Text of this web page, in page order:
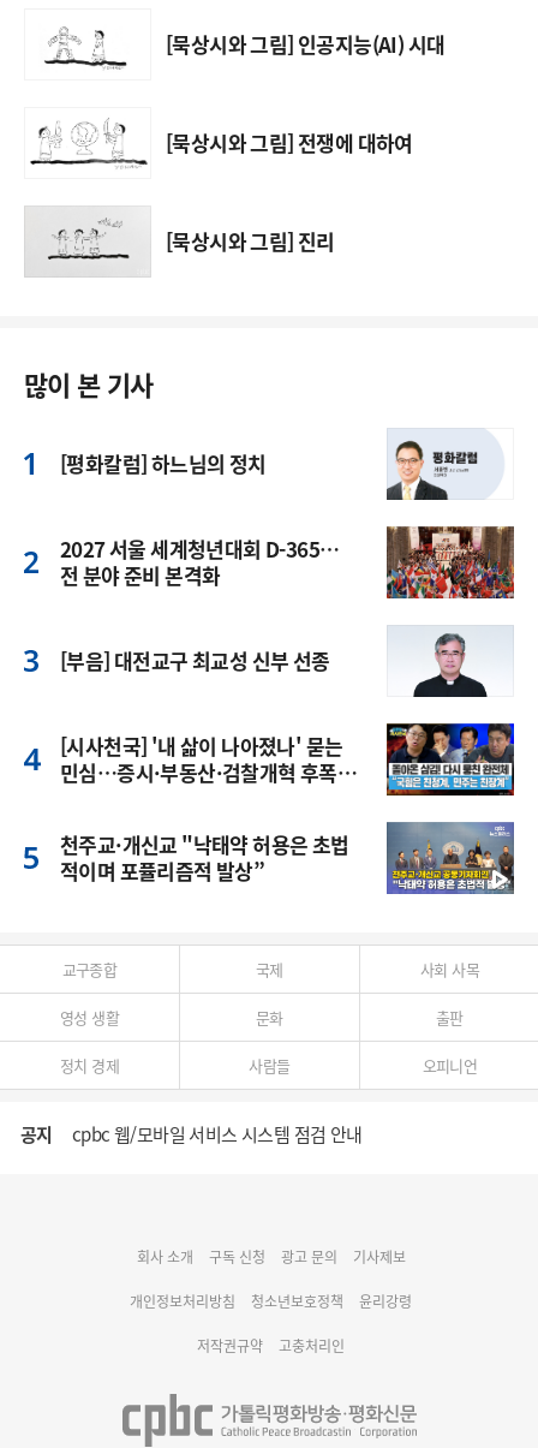
[묵상시와 그림] 인공지능(AI) 시대
[묵상시와 그림] 전쟁에 대하여
[묵상시와 그림] 진리
많이 본 기사
[평화칼럼] 하느님의 정치
2027 서울 세계청년대회 D-365…
전 분야 준비 본격화
[부음] 대전교구 최교성 신부 선종
[시사천국] '내 삶이 나아졌나' 묻는
민심…증시·부동산·검찰개혁 후폭
천주교·개신교 "낙태약 허용은 초법
적이며 포퓰리즘적 발상”
교구종합 국제 사회 사목
영성 생활 문화 출판
정치 경제 사람들 오피니언
공지 cpbc 웹/모바일 서비스 시스템 점검 안내
명동 미디어큐브 & 1898 미디어월 공모전 수상작 발표
회사 소개 구독 신청 광고 문의 기사제보
개인정보처리방침 청소년보호정책 윤리강령
저작권규약 고충처리인